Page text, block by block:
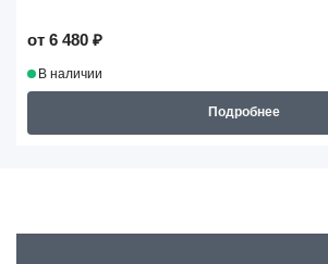
от 6 480 ₽
В наличии
Подробнее